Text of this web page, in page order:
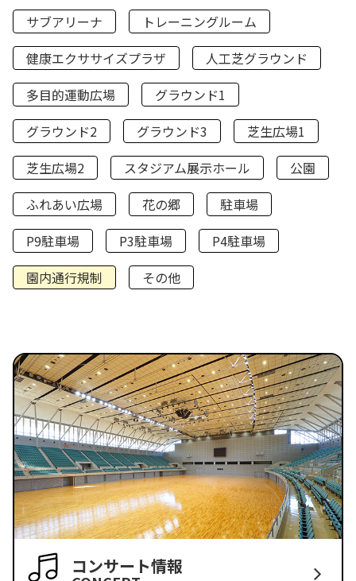
サブアリーナ
トレーニングルーム
健康エクササイズプラザ
人工芝グラウンド
多目的運動広場
グラウンド1
グラウンド2
グラウンド3
芝生広場1
芝生広場2
スタジアム展示ホール
公園
ふれあい広場
花の郷
駐車場
P9駐車場
P3駐車場
P4駐車場
園内通行規制
その他
コンサート情報